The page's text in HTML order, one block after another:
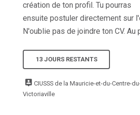
création de ton profil. Tu pourras
ensuite postuler directement sur
N'oublie pas de joindre ton CV. Au
13 JOURS RESTANTS
CIUSSS de la Mauricie-et-du-Centre-
Victoriaville